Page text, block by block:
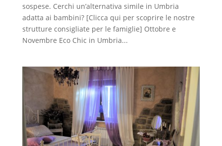
sospese. Cerchi un’alternativa simile in Umbria
adatta ai bambini? [Clicca qui per scoprire le nostre
strutture consigliate per le famiglie] Ottobre e
Novembre Eco Chic in Umbria...